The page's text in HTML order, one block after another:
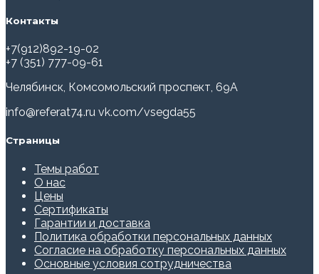
Контакты
+7(912)892-19-02
+7 (351) 777-09-61
Челябинск, Комсомольский проспект, 69А
info@referat74.ru vk.com/vsegda55
Страницы
Темы работ
О нас
Цены
Сертификаты
Гарантии и доставка
Политика обработки персональных данных
Согласие на обработку персональных данных
Основные условия сотрудничества